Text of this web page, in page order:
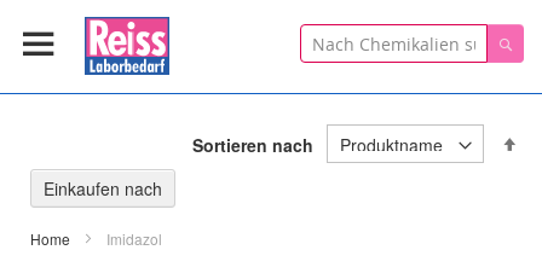
Suche
Home Imidazol
Sortieren nach
Einkaufen nach